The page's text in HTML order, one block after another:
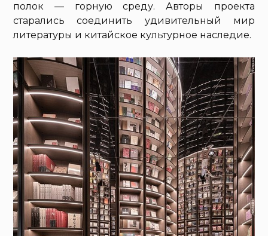
полок — горную среду. Авторы проекта
старались соединить удивительный мир
литературы и китайское культурное наследие.